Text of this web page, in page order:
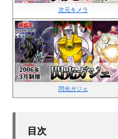
次元キメラ
閃光ガジェ
目次